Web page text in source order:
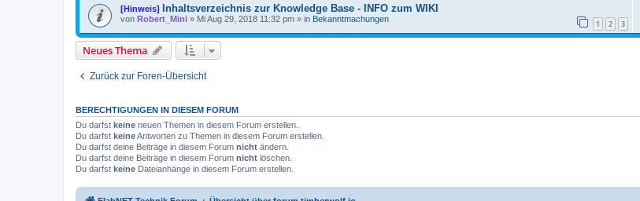
[Hinweis] Inhaltsverzeichnis zur Knowledge Base - INFO zum WIKI
von Robert_Mini » Mi Aug 29, 2018 11:32 pm » in Bekanntmachungen 1 2 3
Neues Thema
Zurück zur Foren-Übersicht
BERECHTIGUNGEN IN DIESEM FORUM
Du darfst keine neuen Themen in diesem Forum erstellen.
Du darfst keineAntworten zu Themen in diesem Forum erstellen.
Du darfst deine Beiträge in diesem Forum nicht ändern.
Du darfst deine Beiträge in diesem Forum nicht löschen.
Du darfst keine Dateianhänge in diesem Forum erstellen.